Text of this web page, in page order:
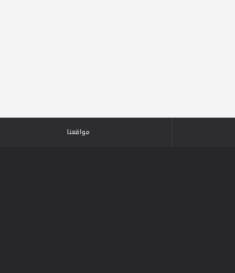
مواقعنا